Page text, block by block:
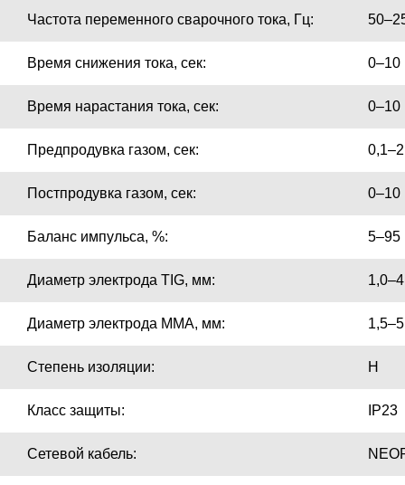
Частота переменного сварочного тока, Гц:
Время снижения тока, сек: 0–10
Время нарастания тока, сек: 0–10
Предпродувка газом, сек: 0,1–2
Постпродувка газом, сек: 0–10
Баланс импульса, %: 5–95
Диаметр электрода TIG, мм:
Диаметр электрода MMA, мм:
Степень изоляции: H
Класс защиты: IP23
Сетевой кабель: